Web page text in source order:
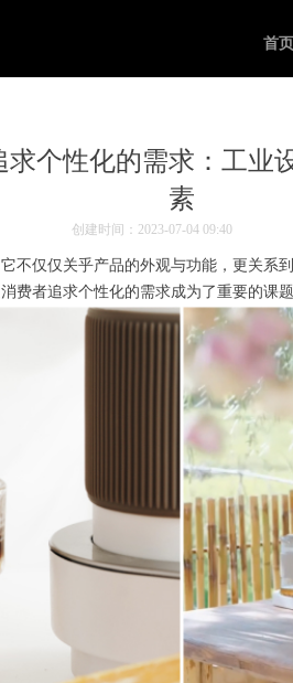
首页
求个性化的需求：工业
素
仅仅关乎产品的外观与功能，更关系
费者追求个性化的需求成为了重要的课题
创建时间： 2023-07-04 09:40